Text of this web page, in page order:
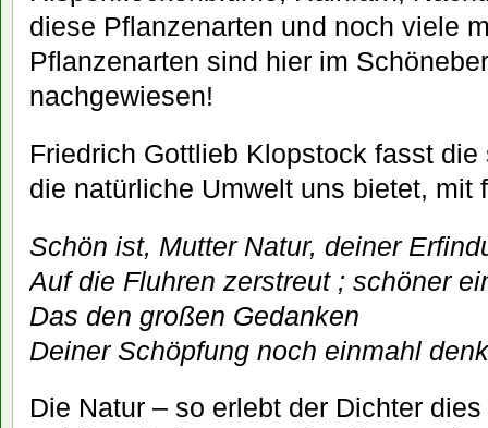
diese Pflanzenarten und noch viele
Pflanzenarten sind hier im
nachgewiesen!
Friedrich Gottlieb Klopstock fasst
die natürliche Umwelt uns bietet, mit
Schön ist, Mutter Natur, deiner
Auf die Fluhren zerstreut ; schöner
Das den großen Gedanken
Deiner Schöpfung noch einmahl
Die Natur – so erlebt der Dichter